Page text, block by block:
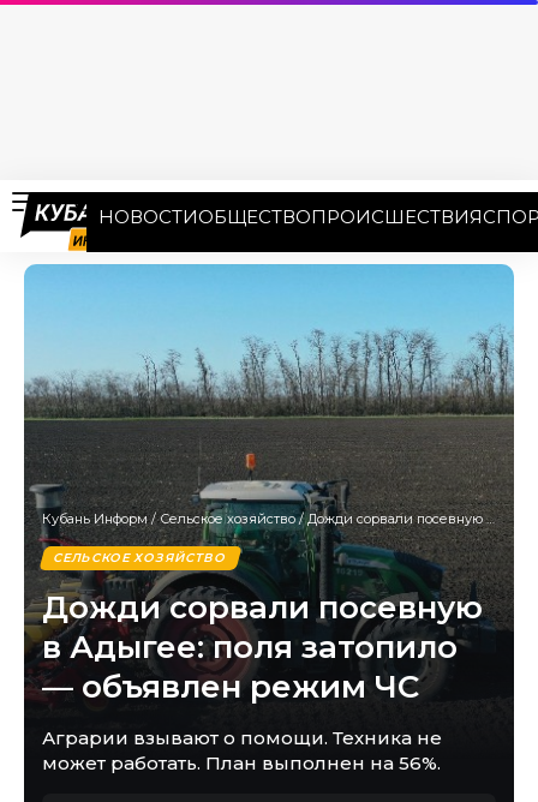
НОВОСТИОБЩЕСТВОПРОИСШЕСТВИЯ
Кубань Информ/Сельское хозяйство/Дожди сорвали посевную в Адыгее: поля затопило — объявлен режим ЧС
СЕЛЬСКОЕ ХОЗЯЙСТВО
Дожди сорвали посевную
в Адыгее: поля затопило
— объявлен режим ЧС
Аграрии взывают о помощи. Техника не
может работать. План выполнен на 56%.